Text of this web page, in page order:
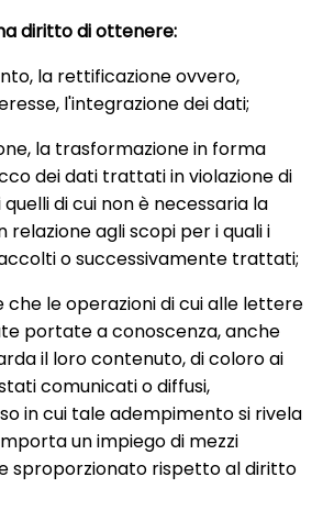
diritto di ottenere:
la rettificazione ovvero,
l'integrazione dei dati;
la trasformazione in forma
dei dati trattati in violazione di
di cui non è necessaria la
relazione agli scopi per i quali i
o successivamente trattati;
le operazioni di cui alle lettere
portate a conoscenza, anche
il loro contenuto, di coloro ai
comunicati o diffusi,
in cui tale adempimento si rivela
un impiego di mezzi
sproporzionato rispetto al diritto